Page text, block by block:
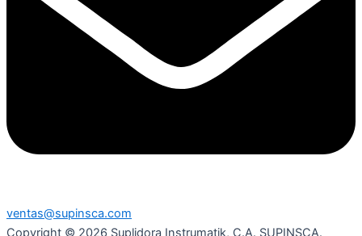
ventas@supinsca.com
Copyright © 2026 Suplidora Instrumatik, C.A. SUPINSCA.